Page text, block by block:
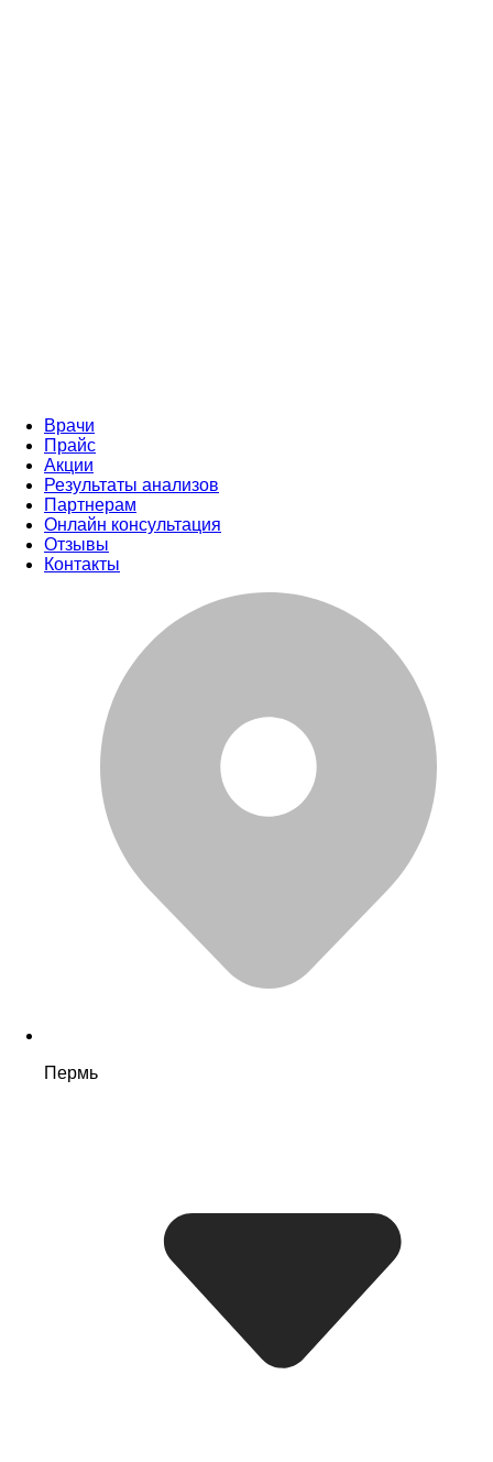
Врачи
Прайс
Акции
Результаты анализов
Партнерам
Онлайн консультация
Отзывы
Контакты
Пермь